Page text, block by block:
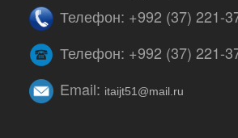
Телефон: +992 (37) 221-
Телефон: +992 (37) 221-
Email: itaijt51@mail.ru